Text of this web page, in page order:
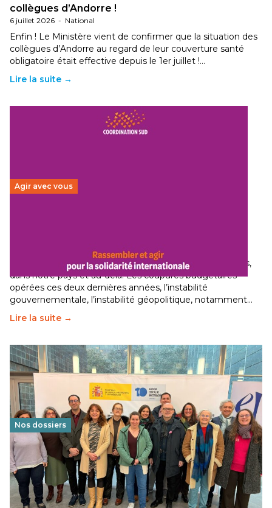
collègues d’Andorre !
6 juillet 2026 - National
Enfin ! Le Ministère vient de confirmer que la situation des
collègues d’Andorre au regard de leur couverture santé
obligatoire était effective depuis le 1er juillet !…
Lire la suite →
Agir avec vous
Le secteur humanitaire connaît des difficultés profondes,
dans notre pays et au-delà. Les coupures budgétaires
opérées ces deux dernières années, l’instabilité
gouvernementale, l’instabilité géopolitique, notamment…
Lire la suite →
Nos dossiers
Éducation au vivre-ensemble : un échange croisé
franco-espagnol pour changer d’approche
29 juin 2026-National
Cette année, l'UNSA Éducation a mené un projet Erasmus